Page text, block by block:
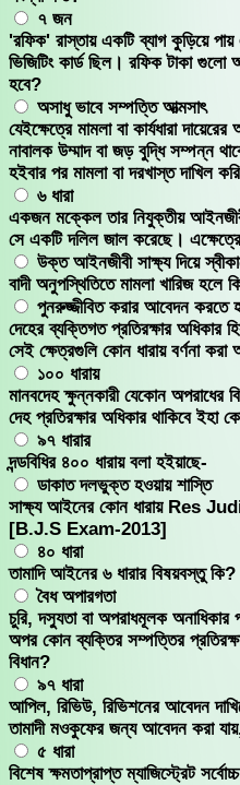
৭ জন
'রফিক' রাস্তায় একটি ব্যাগ কুড়িয়ে
ভিজিটিং কার্ড ছিল। রফিক টাকা
হবে?
অসাধু ভাবে সম্পত্তি আত্মসাৎ
যেইক্ষেত্রে মামলা বা কার্যধারা
নাবালক উম্মাদ বা জড় বুদ্ধি সম্পন্ন
হইবার পর মামলা বা দরখাস্ত দাখিল
৬ ধারা
একজন মক্কেল তার নিযুক্তীয়
সে একটি দলিল জাল করেছে।
উক্ত আইনজীবী সাক্ষ্য দিয়ে
বাদী অনুপস্থিতিতে মামলা খারিজ
পুনরুজ্জীবিত করার আবেদন করতে
দেহের ব্যক্তিগত প্রতিরক্ষার অধিকার
সেই ক্ষেত্রগুলি কোন ধারায় বর্ণনা
১০০ ধারায়
মানবদেহ ক্ষুন্নকারী যেকোন
দেহ প্রতিরক্ষার অধিকার থাকিবে ইহা
৯৭ ধারার
দন্ডবিধির ৪০০ ধারায় বলা হইয়াছে-
ডাকাত দলভুক্ত হওয়ায় শাস্তি
সাক্ষ্য আইনের কোন ধারায় Res
[B.J.S Exam-2013]
৪০ ধারা
তামাদি আইনের ৬ ধারার বিষয়বস্তু কি?
বৈধ অপারগতা
চুরি, দস্যুতা বা অপরাধমূলক অনাধিকার
অপর কোন ব্যক্তির সম্পত্তির
বিধান?
৯৭ ধারা
আপিল, রিভিউ, রিভিশনের আবেদন
তামাদী মওকুফের জন্য আবেদন করা
৫ ধারা
বিশেষ ক্ষমতাপ্রাপ্ত ম্যাজিস্ট্রেট